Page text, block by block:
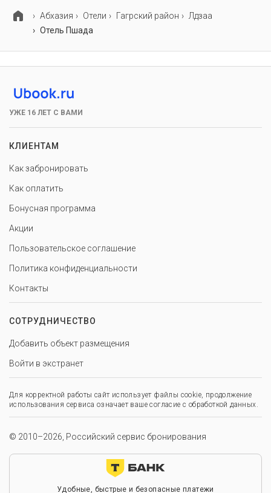
Абхазия Отели Гагрский район
Лдзаа
Отель Пшада
УЖЕ 16 ЛЕТ С ВАМИ
КЛИЕНТАМ
Как забронировать
Как оплатить
Бонусная программа
Акции
Пользовательское соглашение
Политика конфиденциальности
Контакты
СОТРУДНИЧЕСТВО
Добавить объект размещения
Войти в экстранет
Для корректной работы сайт использует файлы cookie, продолжение
использования сервиса означает ваше согласие с обработкой данных.
© 2010–2026, Российский сервис бронирования
Удобные, быстрые и безопасные платежи